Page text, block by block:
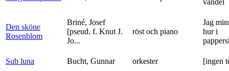
Den sköne
Rosenblom
Briné, Josef
[pseud. f. Knut J.
Jo...
röst och piano
Jag
hur i
Sub luna Bucht, Gunnar orkester [ingen